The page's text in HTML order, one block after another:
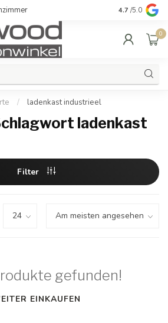
Qualität und
4.7 /5.0
0
/ ladenkast industrieel
ladenkast
Filter
gefunden!
EINKAUFEN